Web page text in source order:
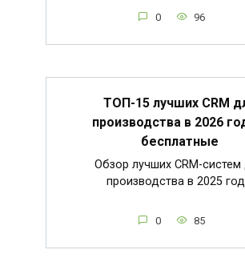
0 96
ТОП-15 лучших CRM
производства в 2026
бесплатные
Обзор лучших CRM-систем
производства в 2025
0 85